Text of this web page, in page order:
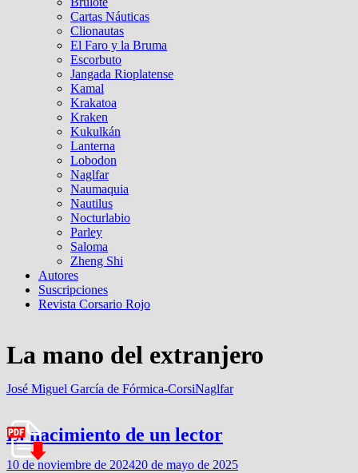
Cartas Náuticas
Clionautas
El Faro y la Bruma
Escorbuto
Jangada Rioplatense
Kamal
Krakatoa
Kraken
Kukulkán
Lanterna
Lobodon
Naglfar
Naumaquia
Nautilus
Nocturlabio
Parley
Saloma
Zheng Shi
Autores
Suscripciones
Revista Corsario Rojo
La mano del extranjero
José Miguel García de Fórmica-CorsiNaglfar
El nacimiento de un lector
10 de noviembre de 202420 de mayo de 2025